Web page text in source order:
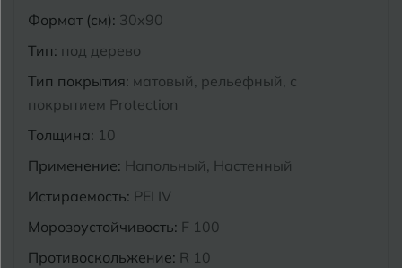
Формат (см): 30x90
Тип: под дерево
Тип покрытия: матовый, рельефный, с
покрытием Protection
Толщина: 10
Применение: Напольный, Настенный
Истираемость: PEI IV
Морозоустойчивость: F 100
Противоскольжение: R 10
Майкоп
Муром
Ярославль